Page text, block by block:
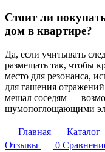
Стоит ли
дом в квартире?
Да, если учитывать
размещать так, чтобы
место для резонанса,
для гашения
мешал соседям —
шумопоглощающими
Главная Каталог
Отзывы
0